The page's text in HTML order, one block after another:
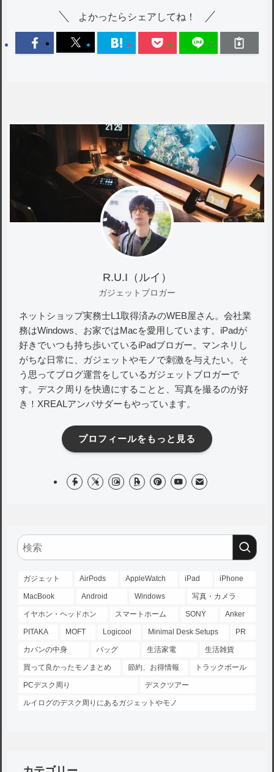
よかったらシェアしてね！
R.U.I（ルイ）
ガジェットブロガー
ネットショップ実務士L1取得済みのWEB屋さん。会社業
務はWindows、お家ではMacを愛用しています。iPadが
好きでいつも持ち歩いているiPadブロガー。マンネリし
がちな日常に、ガジェットやモノで刺激を与えたい。そ
う思ってブログ運営をしているガジェットブロガーで
す。デスク周りを快適にすることと、写真を撮るのが好
き！XREALアンバサダーもやっています。
プロフィールをもっと見る
ガジェット AirPods AppleWatch iPad iPhone
MacBook Android Windows 写真・カメラ
イヤホン・ヘッドホン スマートホーム SONY Anker
PITAKA MOFT Logicool Minimal Desk Setups PR
カバンの中身 バッグ 生活家電 生活雑貨
買って良かったモノまとめ 節約、お得情報 トラックボール
PCデスク周り デスクツアー
ルイログのデスク周りにあるガジェットやモノ